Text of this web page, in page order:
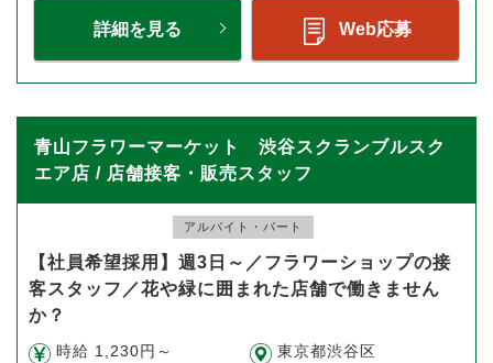
詳細を見る Web応募
青山フラワーマーケット 渋谷スクランブルスク
エア店 / 店舗接客・販売スタッフ
アルバイト・パート
【社員希望採用】週3日～／フラワーショップの接
客スタッフ／花や緑に囲まれた店舗で働きません
か？
時給 1,230円～ 東京都渋谷区